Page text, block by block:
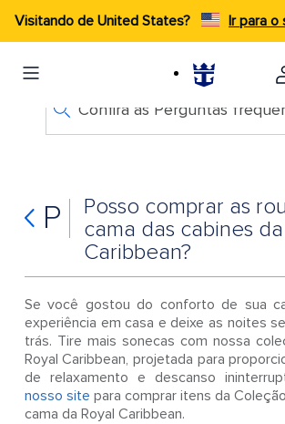
Visitando de United States? Ir para o
Confira as Perguntas
P
Posso comprar as
cama das cabines
Caribbean?
Se você gostou do conforto de sua
experiência em casa e deixe as noites
trás. Tire mais sonecas com nossa
Royal Caribbean, projetada para
de relaxamento e descanso
nosso site para comprar itens da
cama da Royal Caribbean.